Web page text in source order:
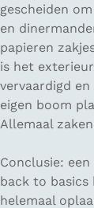
gescheiden
en
papieren
is het
vervaardigd
eigen boom
Allemaal
Conclusie:
back to basics
helemaal